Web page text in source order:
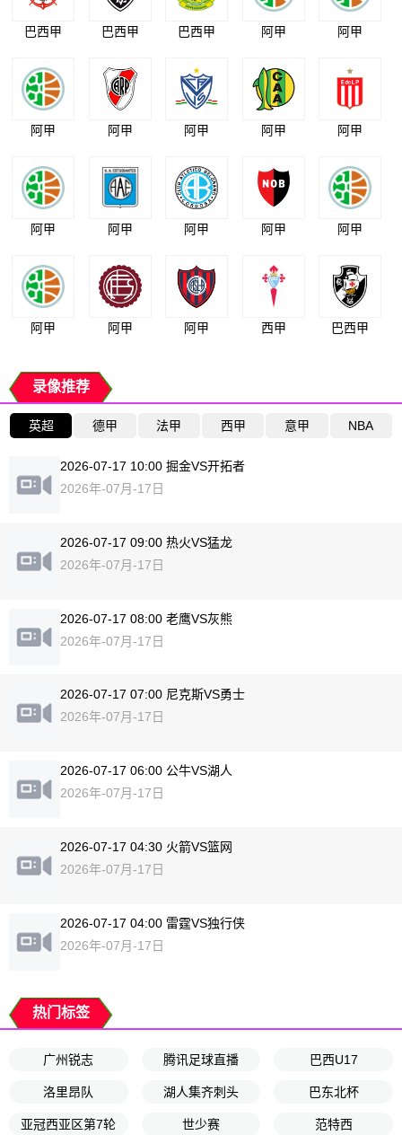
巴西甲 巴西甲 巴西甲 阿甲 阿甲
阿甲 阿甲 阿甲 阿甲 阿甲
阿甲 阿甲 阿甲 阿甲 阿甲
阿甲 阿甲 阿甲 西甲 巴西甲
录像推荐
英超 德甲 法甲 西甲 意甲 NBA
2026-07-17 10:00 掘金VS开拓者
2026年-07月-17日
2026-07-17 09:00 热火VS猛龙
2026年-07月-17日
2026-07-17 08:00 老鹰VS灰熊
2026年-07月-17日
2026-07-17 07:00 尼克斯VS勇士
2026年-07月-17日
2026-07-17 06:00 公牛VS湖人
2026年-07月-17日
2026-07-17 04:30 火箭VS篮网
2026年-07月-17日
2026-07-17 04:00 雷霆VS独行侠
2026年-07月-17日
热门标签
广州锐志 腾讯足球直播 巴西U17
洛里昂队 湖人集齐刺头 巴东北杯
亚冠西亚区第7轮 世少赛 范特西